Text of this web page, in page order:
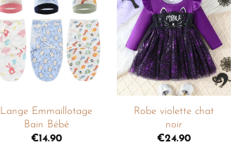
Ajouter
à la
liste de
souhaits
+
Lange Emmaillotage
Bain Bébé
€14.90
Ajouter
à la
liste de
souhaits
+
Robe violette chat
noir
€24.90